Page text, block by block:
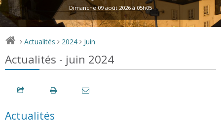
Dimanche 09 août 2026 à 05h05
> Actualités > 2024 > Juin
Actualités - juin 2024
Actualités